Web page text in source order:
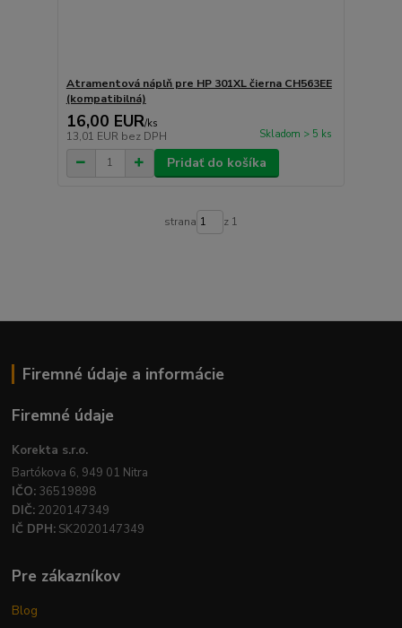
Atramentová náplň pre HP 301XL čierna CH563EE
(kompatibilná)
16,00 EUR/ks
13,01 EUR bez DPH Skladom > 5 ks
Pridať do košíka
strana z 1
Firemné údaje a informácie
Firemné údaje
Korekta s.r.o.
Bartókova 6, 949 01 Nitra
IČO: 36519898
DIČ: 2020147349
IČ DPH: SK2020147349
Pre zákazníkov
Blog